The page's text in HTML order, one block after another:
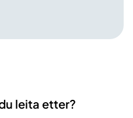
leita etter?